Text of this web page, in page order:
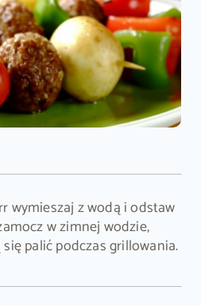
wymieszaj z wodą i odstaw
w zimnej wodzie,
palić podczas grillowania.